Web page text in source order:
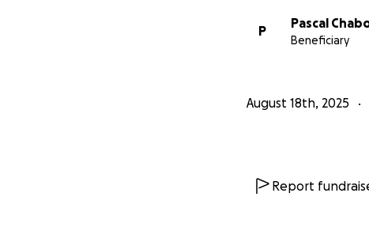
P
Pascal
Beneficiary
August 18th, 2025
Report